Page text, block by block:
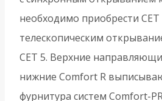
необходимо приобрести СЕТ
телескопическим
СЕТ 5. Верхние
нижние Comfort R
фурнитура систем Comfort-